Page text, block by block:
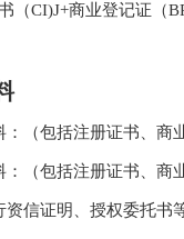
（CI)J+商业登记证（
（包括注册证书、商
（包括注册证书、商
信证明、授权委托书